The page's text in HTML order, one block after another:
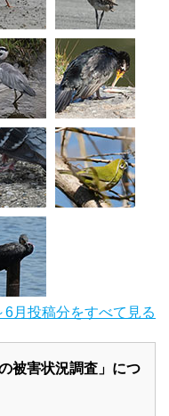
6月投稿分をすべて見る
被害状況調査」につ